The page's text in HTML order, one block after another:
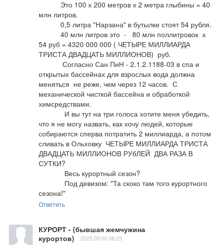
млн литров.
54 руб = 4320 000 000 ( ЧЕТЫРЕ МИЛЛИАРДА
ТРИСТА ДВАДЦАТЬ МИЛЛИОНОВ)  руб.
открытых бассейнах для взрослых вода должна
меняться  не реже, чем через 12 часов.  С
механической чисткой бассейна и обработкой
химсредствами.
что я не могу назвать, как хочу людей, которые
собираются сперва потратить 2 миллиарда, а потом
сливать в Ольховку  ЧЕТЫРЕ МИЛЛИАРДА ТРИСТА
ДВАДЦАТЬ МИЛЛИОНОВ РУбЛЕЙ  ДВА РАЗА В
СУТКИ?
сезона!"
Ответить
КУРОРТ - (бывшая жемчужина
курортов)
2025.09.09 08:23